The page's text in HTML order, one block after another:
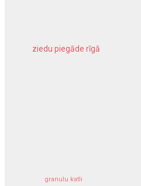
ziedu piegāde rīgā
granulu katli